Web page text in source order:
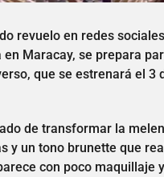
revuelo en redes
Maracay, se prepara
que se estrenará el 3
de transformar la
y un tono brunette que
con poco maquillaje